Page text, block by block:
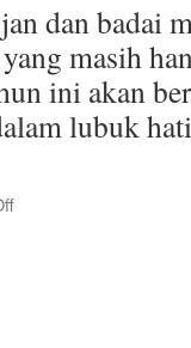
dan badai
masih
ini akan
lubuk
on